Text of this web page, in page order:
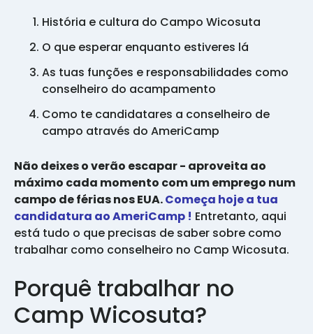
História e cultura do Campo Wicosuta
O que esperar enquanto estiveres lá
As tuas funções e responsabilidades como
conselheiro do acampamento
Como te candidatares a conselheiro de
campo através do AmeriCamp
Não deixes o verão escapar - aproveita ao
máximo cada momento com um emprego num
campo de férias nos EUA.Começa hoje a tua
candidatura ao AmeriCamp ! Entretanto, aqui
está tudo o que precisas de saber sobre como
trabalhar como conselheiro no Camp Wicosuta.
Porquê trabalhar no
Camp Wicosuta?